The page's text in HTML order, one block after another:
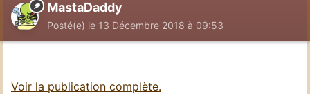
MastaDaddy
Posté(e) le 13 Décembre 2018 à 09:53
Voir la publication complète.